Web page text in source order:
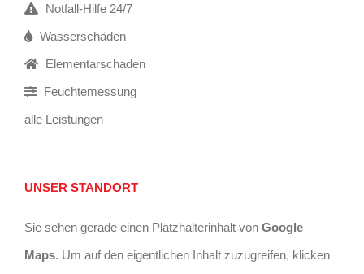
Notfall-Hilfe 24/7
Wasserschäden
Elementarschaden
Feuchtemessung
alle Leistungen
UNSER STANDORT
Sie sehen gerade einen Platzhalterinhalt von Google
Maps. Um auf den eigentlichen Inhalt zuzugreifen, klicken